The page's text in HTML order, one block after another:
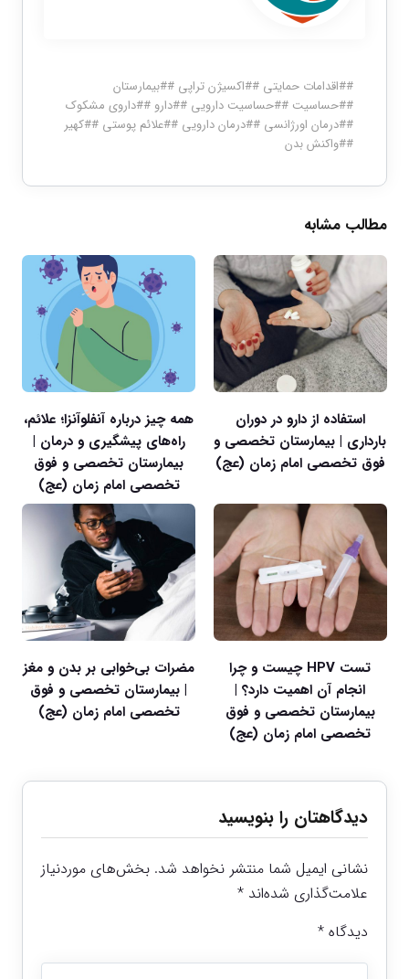
##اقدامات حمایتی ##اکسیژن تراپی ##بیمارستان
##حساسیت ##حساسیت دارویی ##دارو ##داروی مشکوک
##درمان اورژانسی ##درمان دارویی ##علائم پوستی ##کهیر
##واکنش بدن
مطالب مشابه
استفاده از دارو در دوران
بارداری | بیمارستان تخصصی و
فوق تخصصی امام زمان (عج)
همه چیز درباره آنفلوآنزا؛ علائم،
راه‌های پیشگیری و درمان |
بیمارستان تخصصی و فوق
تخصصی امام زمان (عج)
تست HPV چیست و چرا
انجام آن اهمیت دارد؟ |
بیمارستان تخصصی و فوق
تخصصی امام زمان (عج)
مضرات بی‌خوابی بر بدن و مغز
| بیمارستان تخصصی و فوق
تخصصی امام زمان (عج)
دیدگاهتان را بنویسید
نشانی ایمیل شما منتشر نخواهد شد. بخش‌های موردنیاز
علامت‌گذاری شده‌اند*
دیدگاه*